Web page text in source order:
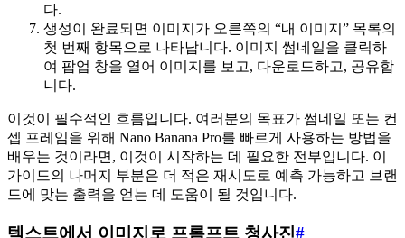
다.
생성이 완료되면 이미지가 오른쪽의 “내 이미지” 목록의
첫 번째 항목으로 나타납니다. 이미지 썸네일을 클릭하
여 팝업 창을 열어 이미지를 보고, 다운로드하고, 공유합
니다.
이것이 필수적인 흐름입니다. 여러분의 목표가 썸네일 또는 컨
셉 프레임을 위해 Nano Banana Pro를 빠르게 사용하는 방법을
배우는 것이라면, 이것이 시작하는 데 필요한 전부입니다. 이
가이드의 나머지 부분은 더 적은 재시도로 예측 가능하고 브랜
드에 맞는 출력을 얻는 데 도움이 될 것입니다.
텍스트에서 이미지로 프롬프트 청사진#